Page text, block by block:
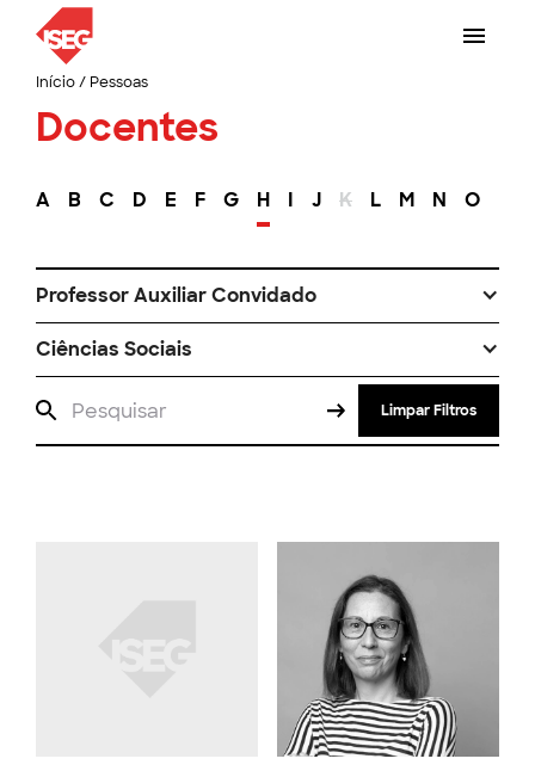
Início/ Pessoas
Docentes
A B C D E F G H I J K L M N O
Professor Auxiliar Convidado
Ciências Sociais
Limpar Filtros